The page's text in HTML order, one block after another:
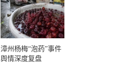
漳州杨梅“泡药”事件
舆情深度复盘